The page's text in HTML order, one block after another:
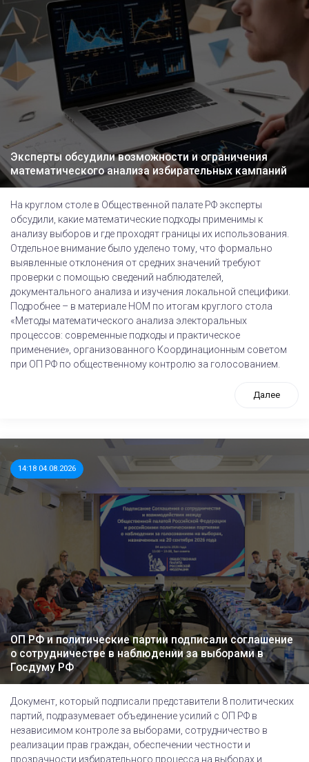
Эксперты обсудили возможности и ограничения
математического анализа избирательных кампаний
На круглом столе в Общественной палате РФ эксперты
обсудили, какие математические подходы применимы к
анализу выборов и где проходят границы их использования.
Отдельное внимание было уделено тому, что формально
выявленные отклонения от средних значений требуют
проверки с помощью сведений наблюдателей,
документального анализа и изучения локальной специфики.
Подробнее – в материале НОМ по итогам круглого стола
«Методы математического анализа электоральных
процессов: современные подходы и практическое
применение», организованного Координационным советом
при ОП РФ по общественному контролю за голосованием.
Далее
14:18 04.08.2026
ОП РФ и политические партии подписали соглашение
о сотрудничестве в наблюдении за выборами в
Госдуму РФ
Документ, который подписали представители 8 политических
партий, подразумевает объединение усилий с ОП РФ в
независимом контроле за выборами, сотрудничество в
реализации прав граждан, обеспечении честности и
прозрачности избирательного процесса на выборах и